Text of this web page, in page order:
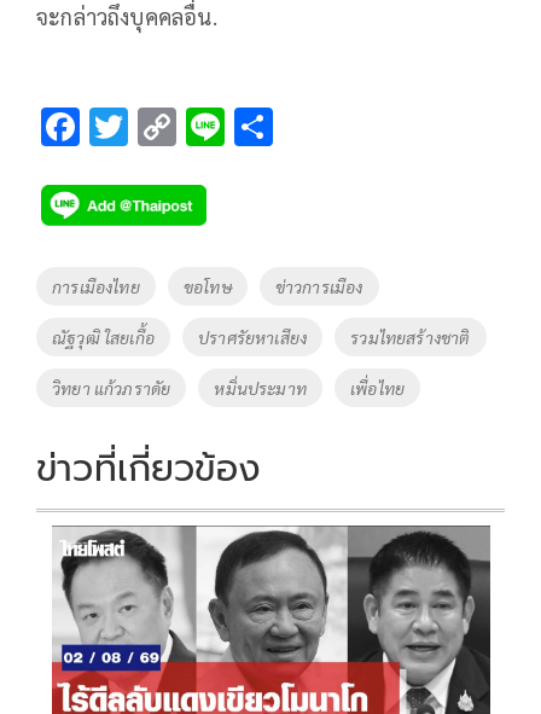
จะกล่าวถึงบุคคลอื่น.
F
e
b
o
o
k
T
tt
er
C
p
y
Li
Li
Tags
การเมืองไทย ขอโทษ ข่าวการเมือง
ณัฐวุฒิ ใสยเกื้อ ปราศรัยหาเสียง รวมไทยสร้างชาติ
วิทยา แก้วภราดัย หมิ่นประมาท เพื่อไทย
ข่าวที่เกี่ยวข้อง